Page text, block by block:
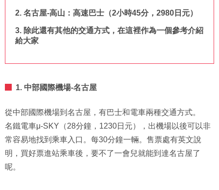
2. 名古屋-高山：高速巴士（2小時45分，2980日元）
3. 除此還有其他的交通方式，在這裡作為一個參考介紹
給大家
1. 中部國際機場-名古屋
從中部國際機場到名古屋，有巴士和電車兩種交通方式。
名鐵電車μ-SKY（28分鐘，1230日元），出機場以後可以非
常容易地找到乘車入口。每30分鐘一輛。售票處有英文說
明，買好票進站乘車後，要不了一會兒就能到達名古屋了
呢。